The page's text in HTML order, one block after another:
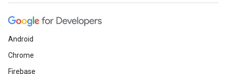
Android
Chrome
Firebase